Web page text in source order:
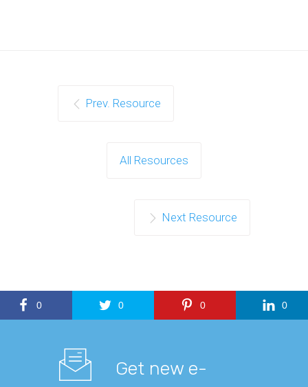
Prev. Resource
All Resources
Next Resource
0 0 0 0
Get new e-